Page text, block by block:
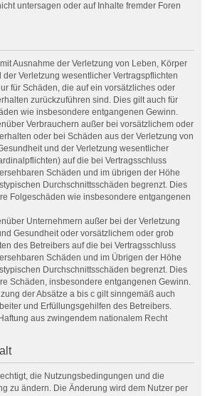
untersagen oder auf Inhalte fremder Foren
Ausnahme der Verletzung von Leben, Körper
Verletzung wesentlicher Vertragspflichten
für Schäden, die auf ein vorsätzliches oder
zurückzuführen sind. Dies gilt auch für
wie insbesondere entgangenen Gewinn.
Verbrauchern außer bei vorsätzlichem oder
oder bei Schäden aus der Verletzung von
und der Verletzung wesentlicher
auf die bei Vertragsschluss
Schäden und im übrigen der Höhe
Durchschnittsschäden begrenzt. Dies
Folgeschäden wie insbesondere entgangenen
Unternehmern außer bei der Verletzung
Gesundheit oder vorsätzlichem oder grob
des Betreibers auf die bei Vertragsschluss
Schäden und im Übrigen der Höhe
Durchschnittsschäden begrenzt. Dies
Schäden, insbesondere entgangenen Gewinn.
der Absätze a bis c gilt sinngemäß auch
und Erfüllungsgehilfen des Betreibers.
aus zwingendem nationalem Recht
die Nutzungsbedingungen und die
zu ändern. Die Änderung wird dem Nutzer per